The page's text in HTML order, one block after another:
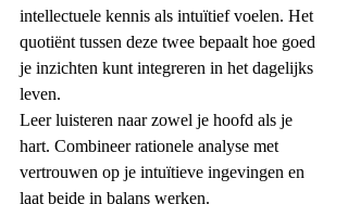
intellectuele kennis als intuïtief voelen. Het
quotiënt tussen deze twee bepaalt hoe goed
je inzichten kunt integreren in het dagelijks
leven.
Leer luisteren naar zowel je hoofd als je
hart. Combineer rationele analyse met
vertrouwen op je intuïtieve ingevingen en
laat beide in balans werken.